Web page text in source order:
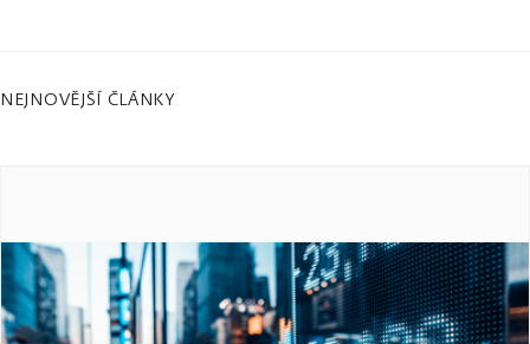
NEJNOVĚJŠÍ ČLÁNKY